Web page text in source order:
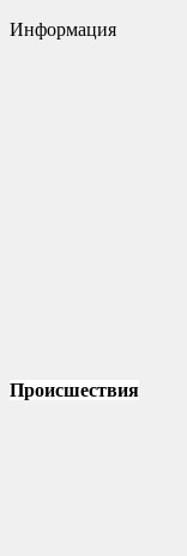
Информация
Происшествия